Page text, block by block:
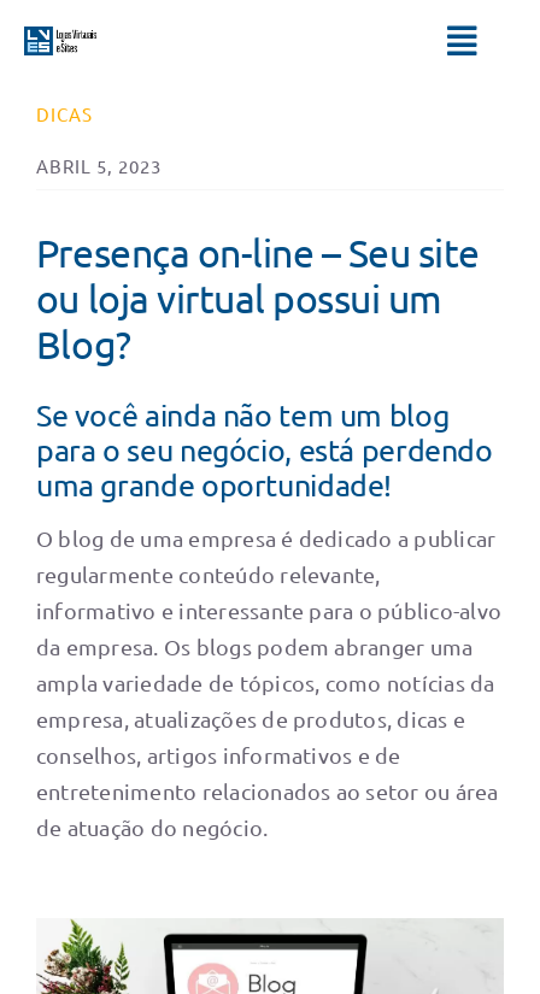
para
conteúdo
QUEM SOMOS
DICAS
ABRIL 5, 2023
Presença on-line – Seu site
ou loja virtual possui um
Blog?
Se você ainda não tem um blog
para o seu negócio, está perdendo
uma grande oportunidade!
O blog de uma empresa é dedicado a publicar
regularmente conteúdo relevante,
informativo e interessante para o público-alvo
da empresa. Os blogs podem abranger uma
ampla variedade de tópicos, como notícias da
empresa, atualizações de produtos, dicas e
conselhos, artigos informativos e de
entretenimento relacionados ao setor ou área
de atuação do negócio.